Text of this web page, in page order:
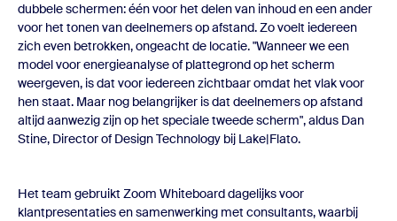
dubbele schermen: één voor het delen van inhoud en een ander
voor het tonen van deelnemers op afstand. Zo voelt iedereen
zich even betrokken, ongeacht de locatie. "Wanneer we een
model voor energieanalyse of plattegrond op het scherm
weergeven, is dat voor iedereen zichtbaar omdat het vlak voor
hen staat. Maar nog belangrijker is dat deelnemers op afstand
altijd aanwezig zijn op het speciale tweede scherm", aldus Dan
Stine, Director of Design Technology bij Lake|Flato.
Het team gebruikt Zoom Whiteboard dagelijks voor
klantpresentaties en samenwerking met consultants, waarbij